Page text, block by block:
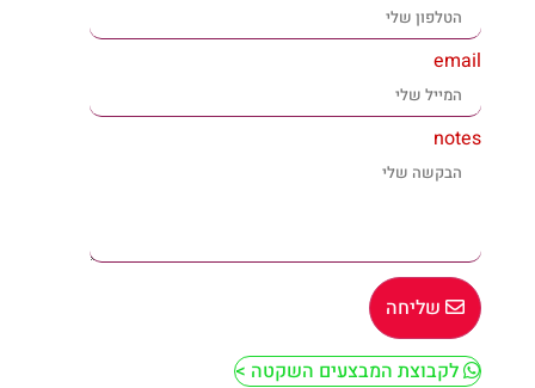
email
notes
שליחה
לקבוצת המבצעים השקטה >